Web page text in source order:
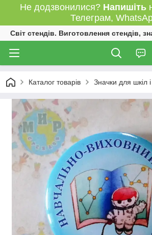
Не додзвонилися? Напишіть
Телеграм,
Світ стендів. Виготовлення стендів,
Каталог товарів Значки для шкіл